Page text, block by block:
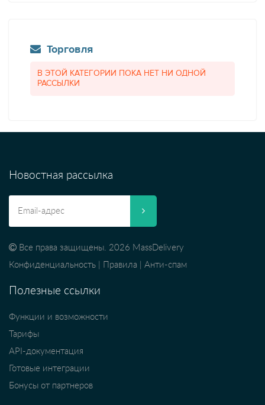
Торговля
В ЭТОЙ КАТЕГОРИИ ПОКА НЕТ НИ ОДНОЙ
РАССЫЛКИ
Новостная рассылка
Все права защищены. 2026 MassDelivery
Конфиденциальность
Правила Анти-спам
Полезные ссылки
Функции и возможности
Тарифы
API-документация
Готовые интеграции
Бонусы от партнеров